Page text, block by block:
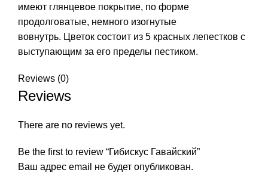
имеют глянцевое покрытие, по форме
продолговатые, немного изогнутые
вовнутрь. Цветок состоит из 5 красных лепестков с
выступающим за его пределы пестиком.
Reviews (0)
Reviews
There are no reviews yet.
Be the first to review “Гибискус Гавайский”
Ваш адрес email не будет опубликован.